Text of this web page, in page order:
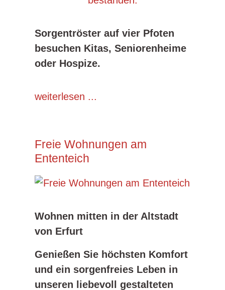
Sorgentröster auf vier Pfoten
besuchen Kitas, Seniorenheime
oder Hospize.
weiterlesen ...
Freie Wohnungen am
Ententeich
Wohnen mitten in der Altstadt
von Erfurt
Genießen Sie höchsten Komfort
und ein sorgenfreies Leben in
unseren liebevoll gestalteten